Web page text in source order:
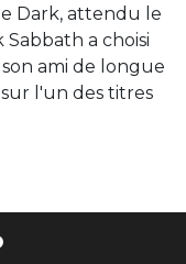
Dark, attendu le
a choisi
ami de longue
l'un des titres